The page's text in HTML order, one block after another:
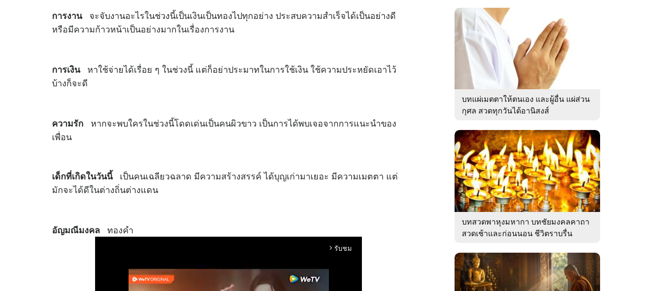
การงานจะจับงานอะไรในช่วงนี้เป็นเงินเป็นทองไปทุกอย่าง ประสบความสำเร็จได้เป็นอย่างดี
หรือมีความก้าวหน้าเป็นอย่างมากในเรื่องการงาน
การเงิน หาใช้จ่ายได้เรื่อย ๆ ในช่วงนี้ แต่ก็อย่าประมาทในการใช้เงิน ใช้ความประหยัดเอาไว้
บ้างก็จะดี
ความรัก หากจะพบใครในช่วงนี้โดดเด่นเป็นคนผิวขาว เป็นการได้พบเจอจากการแนะนำของ
เพื่อน
เด็กที่เกิดในวันนี้เป็นคนเฉลียวฉลาด มีความสร้างสรรค์ ได้บุญเก่ามาเยอะ มีความเมตตา แต่
มักจะได้ดีในต่างถิ่นต่างแดน
อัญมณีมงคล ทองคำ
arrow_forward_ios รับชม
บทแผ่เมตตาให้ตนเอง และผู้อื่น แผ่ส่วน
กุศล สวดทุกวันได้อานิสงส์
บทสวดพาหุงมหากา บทชัยมงคลคาถา
สวดเช้าและก่อนนอน ชีวิตราบรื่น